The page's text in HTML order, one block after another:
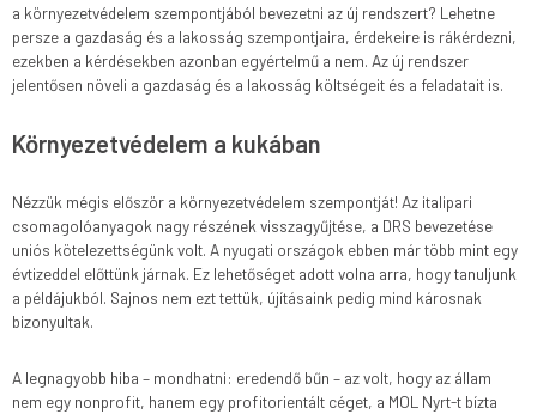
a környezetvédelem szempontjából bevezetni az új rendszert? Lehetne
persze a gazdaság és a lakosság szempontjaira, érdekeire is rákérdezni,
ezekben a kérdésekben azonban egyértelmű a nem. Az új rendszer
jelentősen növeli a gazdaság és a lakosság költségeit és a feladatait is.
Környezetvédelem a kukában
Nézzük mégis először a környezetvédelem szempontját! Az italipari
csomagolóanyagok nagy részének visszagyűjtése, a DRS bevezetése
uniós kötelezettségünk volt. A nyugati országok ebben már több mint egy
évtizeddel előttünk járnak. Ez lehetőséget adott volna arra, hogy tanuljunk
a példájukból. Sajnos nem ezt tettük, újításaink pedig mind károsnak
bizonyultak.
A legnagyobb hiba – mondhatni: eredendő bűn – az volt, hogy az állam
nem egy nonprofit, hanem egy profitorientált céget, a MOL Nyrt-t bízta